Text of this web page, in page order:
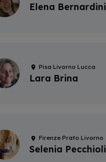
Elena Bernardini
Pisa Livorno Lucca
Lara Brina
Firenze Prato Livorno
Selenia Pecchioli